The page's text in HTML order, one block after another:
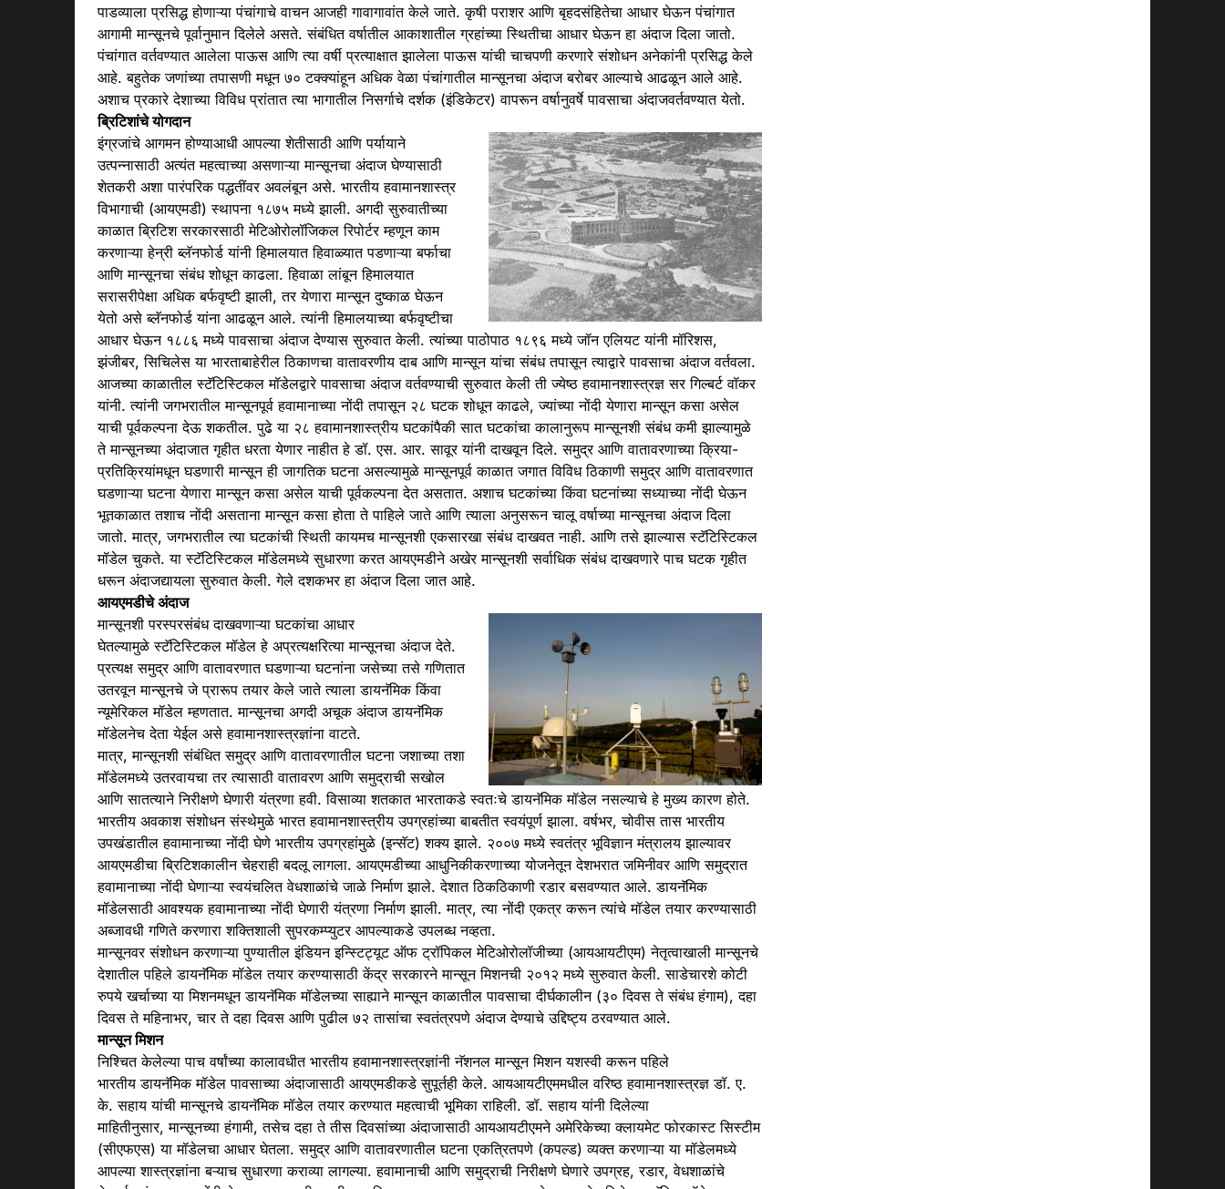
पाडव्याला प्रसिद्ध होणाऱ्या पंचांगाचे वाचन आजही गावागावांत केले जाते. कृषी पराशर आणि बृहदसंहितेचा आधार घेऊन पंचांगात
आगामीमान्सूनचे पूर्वानुमान दिलेले असते. संबंधित वर्षातील आकाशातील ग्रहांच्या स्थितीचा आधार घेऊन हा अंदाजदिला जातो.
पंचांगात वर्तवण्यात आलेला पाऊस आणि त्या वर्षी प्रत्याक्षात झालेला पाऊस यांची चाचपणी करणारे संशोधन अनेकांनी प्रसिद्ध केले
आहे. बहुतेक जणांच्या तपासणी मधून ७० टक्क्यांहून अधिक वेळा पंचांगातीलमान्सूनचा अंदाजबरोबर आल्याचे आढळून आले आहे.
अशाच प्रकारे देशाच्या विविध प्रांतात त्या भागातील निसर्गाचे दर्शक (इंडिकेटर) वापरून वर्षानुवर्षे पावसाचा अंदाजवर्तवण्यात येतो.
ब्रिटिशांचे योगदान
इंग्रजांचे आगमन होण्याआधी आपल्या शेतीसाठी आणि पर्यायाने
उत्पन्नासाठी अत्यंत महत्वाच्या असणाऱ्यामान्सूनचा अंदाजघेण्यासाठी
शेतकरी अशा पारंपरिक पद्धतींवर अवलंबून असे. भारतीय हवामानशास्त्र
विभागाची (आयएमडी) स्थापना १८७५ मध्ये झाली. अगदी सुरुवातीच्या
काळात ब्रिटिश सरकारसाठी मेटिओरोलॉजिकल रिपोर्टर म्हणून काम
करणाऱ्या हेन्री ब्लॅनफोर्ड यांनी हिमालयात हिवाळ्यात पडणाऱ्या बर्फाचा
आणिमान्सूनचा संबंध शोधून काढला. हिवाळा लांबून हिमालयात
सरासरीपेक्षा अधिक बर्फवृष्टी झाली, तर येणारामान्सूनदुष्काळ घेऊन
येतो असे ब्लॅनफोर्ड यांना आढळून आले. त्यांनी हिमालयाच्या बर्फवृष्टीचा
आधार घेऊन १८८६ मध्ये पावसाचा अंदाजदेण्यास सुरुवात केली. त्यांच्या पाठोपाठ १८९६ मध्ये जॉन एलियट यांनी मॉरिशस,
झंजीबर, सिचिलेस या भारताबाहेरील ठिकाणचा वातावरणीय दाब आणिमान्सूनयांचा संबंध तपासून त्याद्वारे पावसाचा अंदाजवर्तवला.
आजच्या काळातील स्टॅटिस्टिकल मॉडेलद्वारे पावसाचा अंदाजवर्तवण्याची सुरुवात केली ती ज्येष्ठ हवामानशास्त्रज्ञ सर गिल्बर्ट वॉकर
यांनी. त्यांनी जगभरातीलमान्सूनपूर्व हवामानाच्या नोंदी तपासून २८ घटक शोधून काढले, ज्यांच्या नोंदी येणारामान्सूनकसा असेल
याची पूर्वकल्पना देऊ शकतील. पुढे या २८ हवामानशास्त्रीय घटकांपैकी सात घटकांचा कालानुरूपमान्सूनशी संबंध कमी झाल्यामुळे
तेमान्सूनच्या अंदाजात गृहीत धरता येणार नाहीत हे डॉ. एस. आर. सावूर यांनी दाखवून दिले. समुद्र आणि वातावरणाच्या क्रिया-
प्रतिक्रियांमधून घडणारीमान्सूनही जागतिक घटना असल्यामुळेमान्सूनपूर्व काळात जगात विविध ठिकाणी समुद्र आणि वातावरणात
घडणाऱ्या घटना येणारामान्सूनकसा असेल याची पूर्वकल्पना देत असतात. अशाच घटकांच्या किंवा घटनांच्या सध्याच्या नोंदी घेऊन
भूतकाळात तशाच नोंदी असतानामान्सूनकसा होता ते पाहिले जाते आणि त्याला अनुसरून चालू वर्षाच्यामान्सूनचा अंदाजदिला
जातो. मात्र, जगभरातील त्या घटकांची स्थिती कायमचमान्सूनशी एकसारखा संबंध दाखवत नाही. आणि तसे झाल्यास स्टॅटिस्टिकल
मॉडेल चुकते. या स्टॅटिस्टिकल मॉडेलमध्ये सुधारणा करत आयएमडीने अखेरमान्सूनशी सर्वाधिक संबंध दाखवणारे पाच घटक गृहीत
धरून अंदाजद्यायला सुरुवात केली. गेले दशकभर हा अंदाजदिला जात आहे.
आयएमडीचे अंदाज
मान्सूनशी परस्परसंबंध दाखवणाऱ्या घटकांचा आधार
घेतल्यामुळे स्टॅटिस्टिकल मॉडेल हे अप्रत्यक्षरित्यामान्सूनचा अंदाजदेते.
प्रत्यक्ष समुद्र आणि वातावरणात घडणाऱ्या घटनांना जसेच्या तसे गणितात
उतरवूनमान्सूनचे जे प्रारूप तयार केले जाते त्याला डायनॅमिक किंवा
न्यूमेरिकल मॉडेल म्हणतात.मान्सूनचा अगदी अचूक अंदाजडायनॅमिक
मॉडेलनेच देता येईल असे हवामानशास्त्रज्ञांना वाटते.
मात्र,मान्सूनशी संबंधित समुद्र आणि वातावरणातील घटना जशाच्या तशा
मॉडेलमध्ये उतरवायचा तर त्यासाठी वातावरण आणि समुद्राची सखोल
आणि सातत्याने निरीक्षणे घेणारी यंत्रणा हवी. विसाव्या शतकात भारताकडे स्वतःचे डायनॅमिक मॉडेल नसल्याचे हे मुख्य कारण होते.
भारतीय अवकाश संशोधन संस्थेमुळे भारत हवामानशास्त्रीय उपग्रहांच्या बाबतीत स्वयंपूर्ण झाला. वर्षभर, चोवीस तास भारतीय
उपखंडातील हवामानाच्या नोंदी घेणे भारतीय उपग्रहांमुळे (इन्सॅट) शक्य झाले. २००७ मध्ये स्वतंत्र भूविज्ञान मंत्रालय झाल्यावर
आयएमडीचा ब्रिटिशकालीन चेहराही बदलू लागला. आयएमडीच्या आधुनिकीकरणाच्या योजनेतून देशभरात जमिनीवर आणि समुद्रात
हवामानाच्या नोंदी घेणाऱ्या स्वयंचलित वेधशाळांचे जाळे निर्माण झाले. देशात ठिकठिकाणी रडार बसवण्यात आले. डायनॅमिक
मॉडेलसाठी आवश्यक हवामानाच्या नोंदी घेणारी यंत्रणा निर्माण झाली. मात्र, त्या नोंदी एकत्र करून त्यांचे मॉडेल तयार करण्यासाठी
अब्जावधी गणिते करणारा शक्तिशाली सुपरकम्प्युटर आपल्याकडे उपलब्ध नव्हता.
मान्सूनवर संशोधन करणाऱ्या पुण्यातील इंडियन इन्स्टिट्यूट ऑफ ट्रॉपिकल मेटिओरोलॉजीच्या (आयआयटीएम) नेतृत्वाखालीमान्सूनचे
देशातील पहिले डायनॅमिक मॉडेल तयार करण्यासाठी केंद्र सरकारनेमान्सूनमिशनची २०१२ मध्ये सुरुवात केली. साडेचारशे कोटी
रुपये खर्चाच्या या मिशनमधून डायनॅमिक मॉडेलच्या साह्यानेमान्सूनकाळातील पावसाचा दीर्घकालीन (३० दिवस ते संबंध हंगाम), दहा
दिवस ते महिनाभर, चार ते दहा दिवस आणि पुढील ७२ तासांचा स्वतंत्रपणे अंदाजदेण्याचे उद्दिष्ट्य ठरवण्यात आले.
मान्सून मिशन
निश्चित केलेल्या पाच वर्षांच्या कालावधीत भारतीय हवामानशास्त्रज्ञांनी नॅशनलमान्सूनमिशन यशस्वी करून पहिले
भारतीय डायनॅमिक मॉडेल पावसाच्या अंदाजासाठी आयएमडीकडे सुपूर्तही केले. आयआयटीएममधील वरिष्ठ हवामानशास्त्रज्ञ डॉ. ए.
के. सहाय यांचीमान्सूनचे डायनॅमिक मॉडेल तयार करण्यात महत्वाची भूमिका राहिली. डॉ. सहाय यांनी दिलेल्या
माहितीनुसार,मान्सूनच्या हंगामी, तसेच दहा ते तीस दिवसांच्या अंदाजासाठी आयआयटीएमने अमेरिकेच्या क्लायमेट फोरकास्ट सिस्टीम
(सीएफएस) या मॉडेलचा आधार घेतला. समुद्र आणि वातावरणातील घटना एकत्रितपणे (कपल्ड) व्यक्त करणाऱ्या या मॉडेलमध्ये
आपल्या शास्त्रज्ञांना बऱ्याच सुधारणा कराव्या लागल्या. हवामानाची आणि समुद्राची निरीक्षणे घेणारे उपग्रह, रडार, वेधशाळांचे